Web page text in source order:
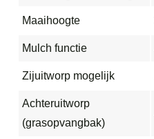
Maaihoogte
Mulch functie
Zijuitworp mogelijk
Achteruitworp
(grasopvangbak)